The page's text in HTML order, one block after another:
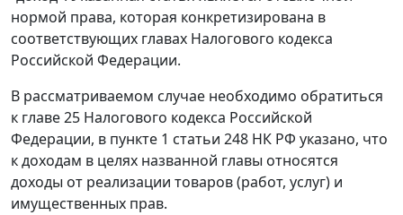
нормой права, которая конкретизирована в
соответствующих главах Налогового кодекса
Российской Федерации.
В рассматриваемом случае необходимо обратиться
к главе 25 Налогового кодекса Российской
Федерации, в пункте 1 статьи 248 НК РФ указано, что
к доходам в целях названной главы относятся
доходы от реализации товаров (работ, услуг) и
имущественных прав.